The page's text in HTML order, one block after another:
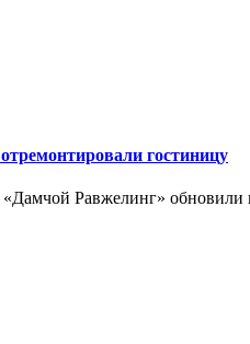
гостиницу
Равжелинг»